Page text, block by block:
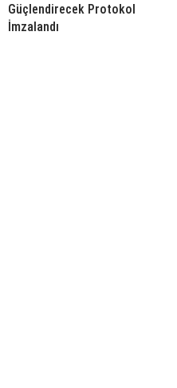
Güçlendirecek Protokol
İmzalandı